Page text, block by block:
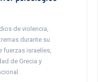
de violencia,
durante su
fuerzas israelíes,
de Grecia y